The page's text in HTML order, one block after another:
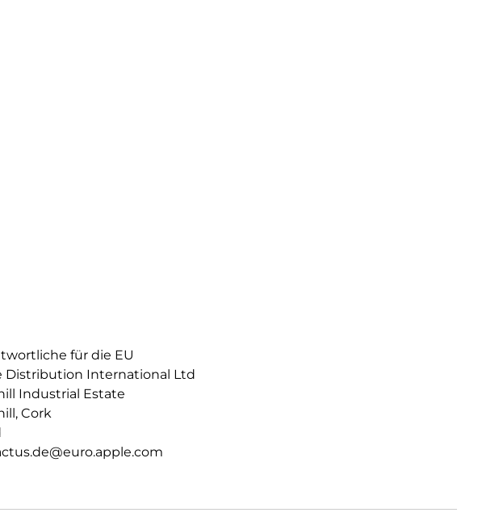
für die EU
Distribution International Ltd
Industrial Estate
Cork